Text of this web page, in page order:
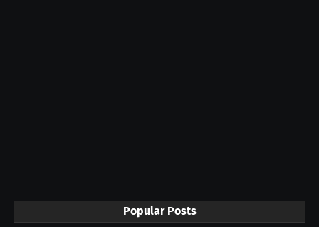
Popular Posts